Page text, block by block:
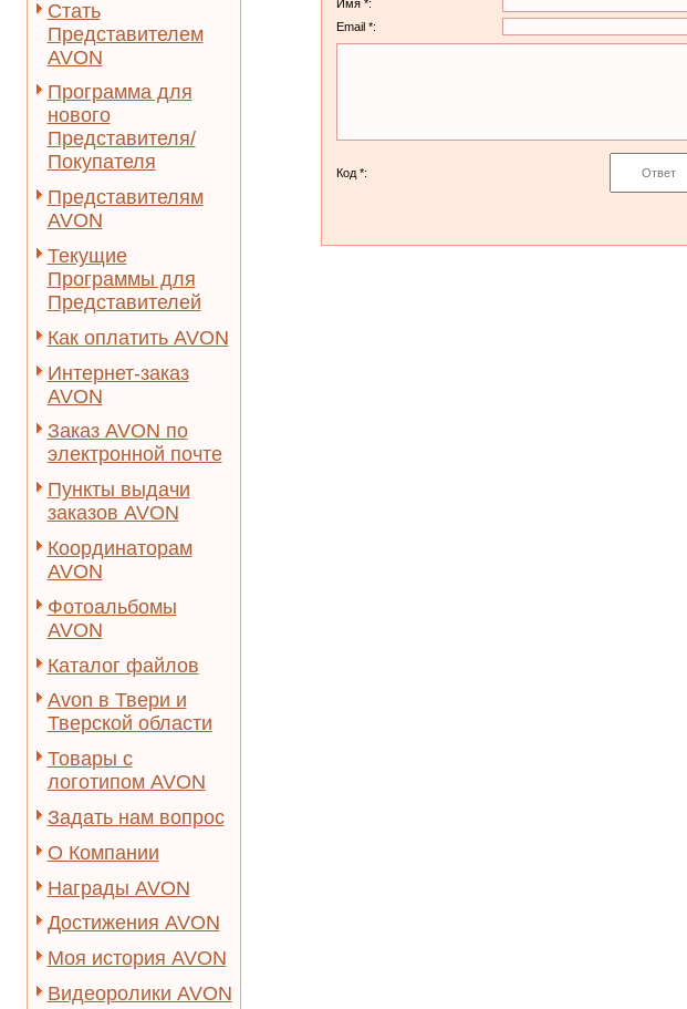
Стать
Представителем
AVON
Программа для
нового
Представителя/
Покупателя
Представителям
AVON
Текущие
Программы для
Представителей
Как оплатить AVON
Интернет-заказ
AVON
Заказ AVON по
электронной почте
Пункты выдачи
заказов AVON
Координаторам
AVON
Фотоальбомы
AVON
Каталог файлов
Avon в Твери и
Тверской области
Товары с
логотипом AVON
Задать нам вопрос
О Компании
Награды AVON
Достижения AVON
Моя история AVON
Видеоролики AVON
Имя *:
Email *:
Код *: